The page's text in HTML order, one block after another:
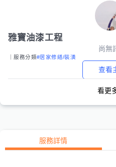
雅寶油漆工程
尚無
｜服務分類#居家修繕/裝潢
查看
看更
服務詳情